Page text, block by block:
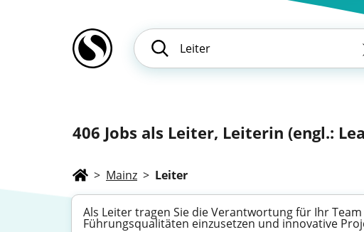
406 Jobs als Leiter, Leiterin (engl.:
> Mainz > Leiter
Als Leiter tragen Sie die Verantwortung für Ihr
Führungsqualitäten einzusetzen und innovative